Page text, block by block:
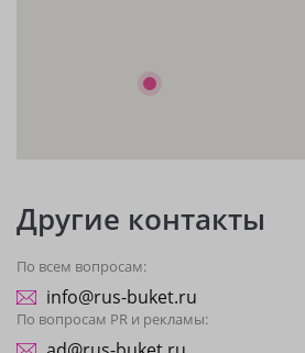
Другие контакты
По всем вопросам:
info@rus-buket.ru
По вопросам PR и рекламы: